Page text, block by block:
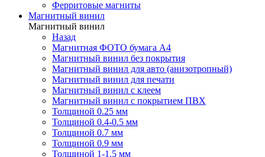
Ферритовые магниты
Магнитный винил
Магнитный винил
Назад
Магнитная ФОТО бумага А4
Магнитный винил без покрытия
Магнитный винил для авто (анизотропный)
Магнитный винил для печати
Магнитный винил с клеем
Магнитный винил с покрытием ПВХ
Толщиной 0.25 мм
Толщиной 0.4-0.5 мм
Толщиной 0.7 мм
Толщиной 0.9 мм
Толщиной 1-1.5 мм